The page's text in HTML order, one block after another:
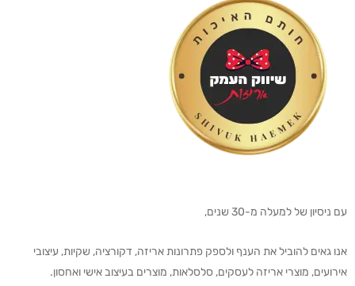
עם ניסיון של למעלה מ-30 שנים,
אנו גאים להוביל את הענף ולספק פתרונות אריזה, דקורציה, שקיות, עיצובי
אירועים, מוצרי אריזה לעסקים, סלסלאות, מוצרים בעיצוב אישי ואחסון.